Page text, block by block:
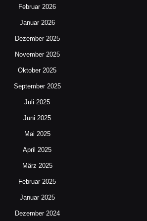
Februar 2026
Januar 2026
Dezember 2025
November 2025
Oktober 2025
September 2025
Juli 2025
Juni 2025
Mai 2025
April 2025
März 2025
Februar 2025
Januar 2025
Dezember 2024